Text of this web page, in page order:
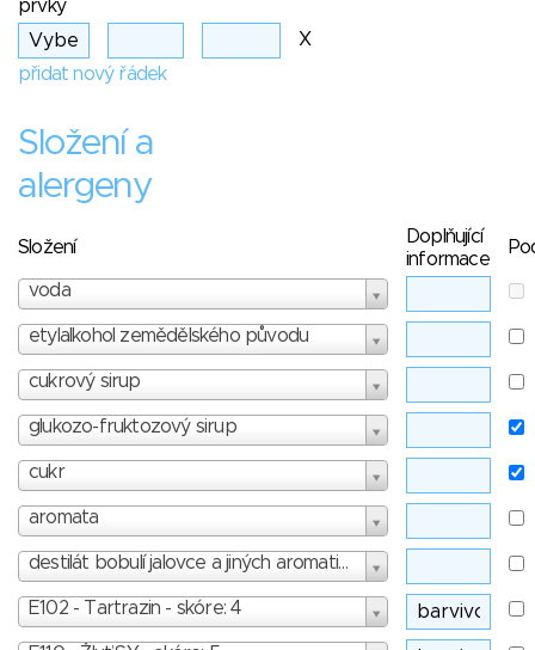
prvky
X
přidat nový řádek
Složení a
alergeny
Složení
Doplňující
informace
voda
etylalkohol zemědělského původu
cukrový sirup
glukozo-fruktozový sirup
cukr
aromata
destilát bobulí jalovce a jiných aromatických rostlin
E102 - Tartrazin - skóre: 4